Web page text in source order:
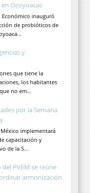
Ocoyoacac
Económico inauguró
de probióticos de
y
que tiene la
los habitantes
no em...
por la Semana
implementará
capacitación y
de la S...
PVEM se reúne
armonización